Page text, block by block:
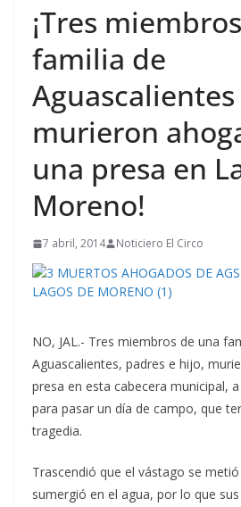
¡Tres
familia de
Aguascalientes
murieron
una presa en
Moreno!
7 abril, 2014 Noticiero El Circo
NO, JAL.- Tres miembros de una
Aguascalientes, padres e hijo,
presa en esta cabecera municipal,
para pasar un día de campo, que
tragedia.
Trascendió que el vástago se
sumergió en el agua, por lo que